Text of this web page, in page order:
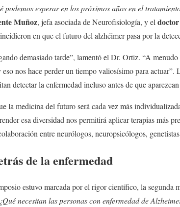
podemos esperar en los próximos años en el
Muñoz, jefa asociada de Neurofisiología, y el
en que el futuro del alzhéimer pasa por la
demasiado tarde”, lamentó el Dr. Ortiz. “A
nos hace perder un tiempo valiosísimo para
detectar la enfermedad incluso antes de que
la medicina del futuro será cada vez más
esa diversidad nos permitirá aplicar terapias más
entre neurólogos, neuropsicólogos,
de la enfermedad
estuvo marcada por el rigor científico, la segunda
¿Qué necesitan las personas con enfermedad de